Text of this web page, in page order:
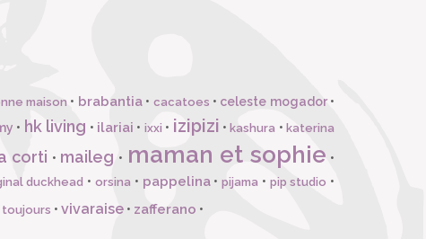
maison• brabantia• cacatoes • celeste mogador•
• hk living • ilariai • ixxi • izipizi •kashura •katerina
corti • maileg • maman et sophie •
duckhead • orsina • pappelina•pijama • pip studio •
toujours • vivaraise • zafferano •